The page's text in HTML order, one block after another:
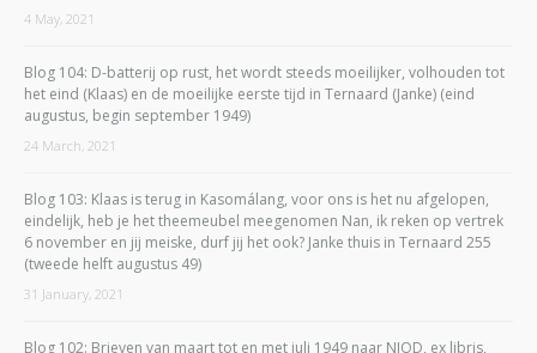
4 May, 2021
Blog 104: D-batterij op rust, het wordt steeds moeilijker, volhouden tot
het eind (Klaas) en de moeilijke eerste tijd in Ternaard (Janke) (eind
augustus, begin september 1949)
24 March, 2021
Blog 103: Klaas is terug in Kasomálang, voor ons is het nu afgelopen,
eindelijk, heb je het theemeubel meegenomen Nan, ik reken op vertrek
6 november en jij meiske, durf jij het ook? Janke thuis in Ternaard 255
(tweede helft augustus 49)
31 January, 2021
Blog 102: Brieven van maart tot en met juli 1949 naar NIOD, ex libris,